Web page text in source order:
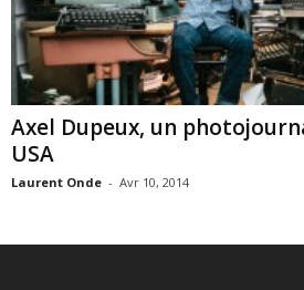
Axel Dupeux, un
USA
Laurent Onde - Avr 10, 2014